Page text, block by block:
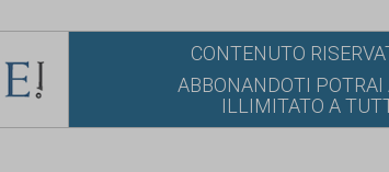
CONTENUTO
ABBONANDOTI POTRAI
ILLIMITATO A